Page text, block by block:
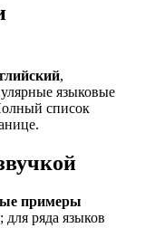
,
языковые
список
примеры
ряда языков